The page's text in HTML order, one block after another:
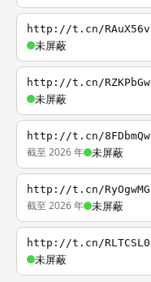
http://t.cn/RAuX56v
未屏蔽
http://t.cn/RZKPbGw
未屏蔽
http://t.cn/8FDbmQw
截至 2026 年 未屏蔽
http://t.cn/RyOgwMG
截至 2026 年 未屏蔽
http://t.cn/RLTCSL0
未屏蔽